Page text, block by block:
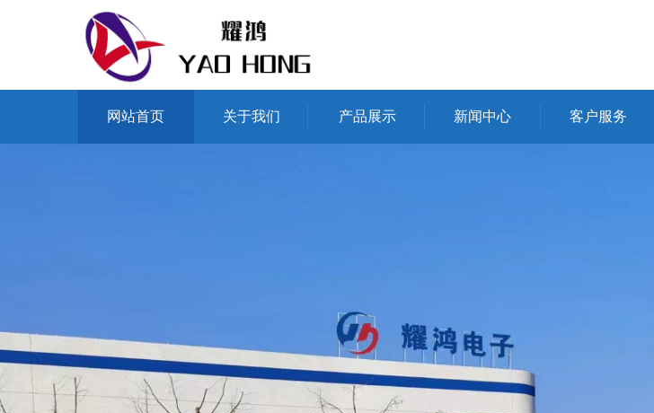
网站首页 关于我们 产品展示 新闻中心 客户服务